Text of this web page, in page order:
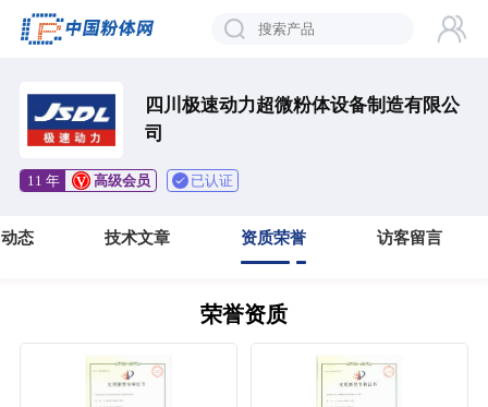
四川极速动力超微粉体设备制造有限公
司
11 年 高级会员 已认证
态 技术文章 资质荣誉 访客留言
荣誉资质